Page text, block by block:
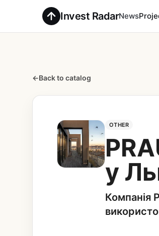
Invest RadarNews
←Back to catalog
OTHER
у
Компанія